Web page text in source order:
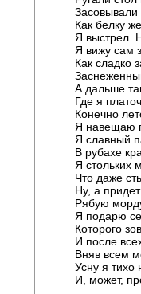
Как белку
Я выстрел.
Я вижу сам
Как сладко
А дальше
Где я
Конечно
Я навещаю
Я славный
В рубахе
Я стольких
Что даже
Ну, а
Рябую
Я подарю
Которого
И после
Вняв всем
Усну я тихо
И, может,